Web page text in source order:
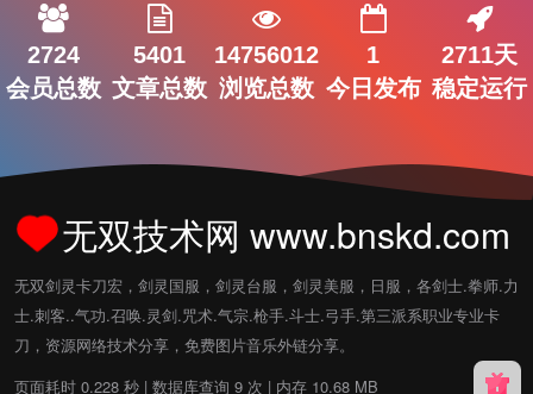
2724
会员总数
5401
文章总数
14756012
浏览总数
1
今日发布
2711天
稳定运行
无双技术网 www.bnskd.com
无双剑灵卡刀宏，剑灵国服，剑灵台服，剑灵美服，日服，各剑士.拳师.力
士.刺客..气功.召唤.灵剑.咒术.气宗.枪手.斗士.弓手.第三派系职业专业卡
刀，资源网络技术分享，免费图片音乐外链分享。
页面耗时 0.228 秒 | 数据库查询 9 次 | 内存 10.68 MB